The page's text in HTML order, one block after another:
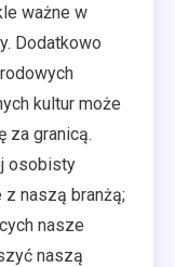
ważne w
Dodatkowo
kultur może
za granicą.
osobisty
naszą branżą;
nasze
naszą